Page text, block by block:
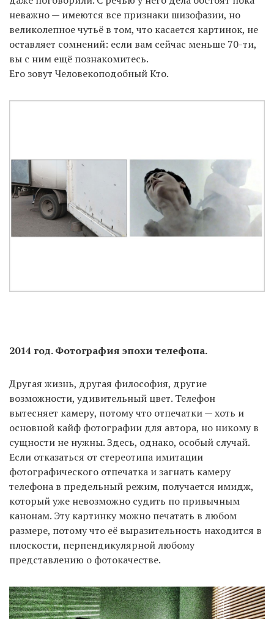
неважно — имеются все признаки шизофазии, но
великолепное чутьё в том, что касается картинок, не
оставляет сомнений: если вам сейчас меньше 70-ти,
вы с ним ещё познакомитесь.
Его зовут Человекоподобный Кто.
2014 год. Фотография эпохи телефона.
Другая жизнь, другая философия, другие
возможности, удивительный цвет. Телефон
вытесняет камеру, потому что отпечатки — хоть и
основной кайф фотографии для автора, но никому в
сущности не нужны. Здесь, однако, особый случай.
Если отказаться от стереотипа имитации
фотографического отпечатка и загнать камеру
телефона в предельный режим, получается имидж,
который уже невозможно судить по привычным
канонам. Эту картинку можно печатать в любом
размере, потому что её выразительность находится в
плоскости, перпендикулярной любому
представлению о фотокачестве.